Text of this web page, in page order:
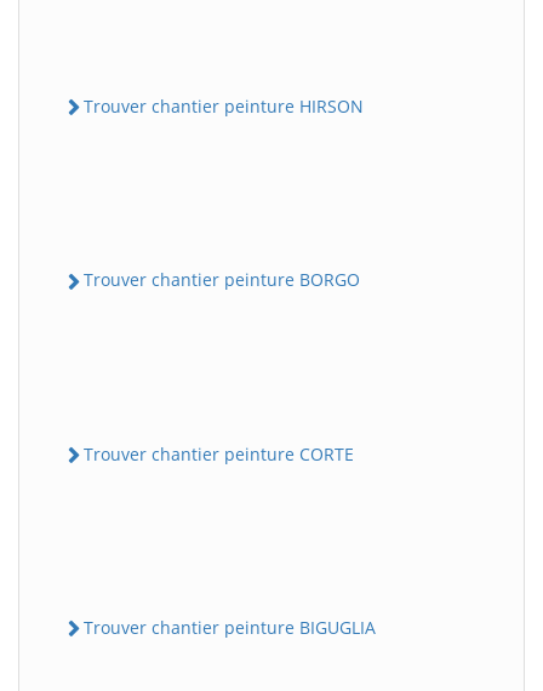
Trouver chantier peinture HIRSON
Trouver chantier peinture BORGO
Trouver chantier peinture CORTE
Trouver chantier peinture BIGUGLIA